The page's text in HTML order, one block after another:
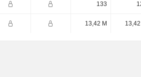
133
13,42 M 13,42